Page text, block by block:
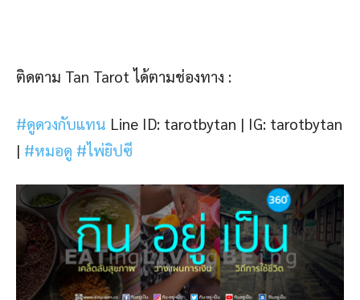
ติดตาม Tan Tarot ได้ตามช่องทาง :
#ดูดวงกับแทน Line ID: tarotbytan | IG: tarotbytan
| #หมอดู #ไพ่ยิปซี